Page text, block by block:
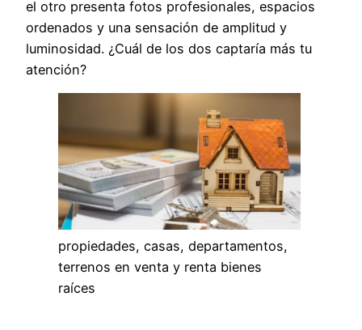
el otro presenta fotos profesionales, espacios
ordenados y una sensación de amplitud y
luminosidad. ¿Cuál de los dos captaría más tu
atención?
propiedades, casas, departamentos,
terrenos en venta y renta bienes
raíces